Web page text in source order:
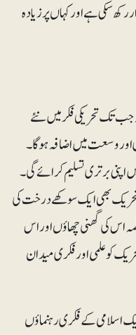
سکی ہے اور کہاں پر زیادہ
تک تحریکی فکر میں نئے
وسعت میں اضافہ ہو گا ۔
اپنی برتری تسلیم کرائے گی ۔
بھی ایک سوکھے درخت کی
اس کی گھنی چھاؤں اور اس
کو علمی اور فکری میدان
اسلامی کے فکری رہنماؤں